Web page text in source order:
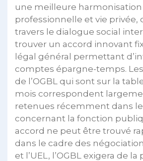
une meilleure harmonisation
professionnelle et vie privée,
travers le dialogue social
trouver un accord innovant
légal général permettant
comptes épargne-temps.
de l’OGBL qui sont sur la
mois correspondent
retenues récemment dans
concernant la fonction
accord ne peut être trouvé
dans le cadre des
et l’UEL, l’OGBL exigera de